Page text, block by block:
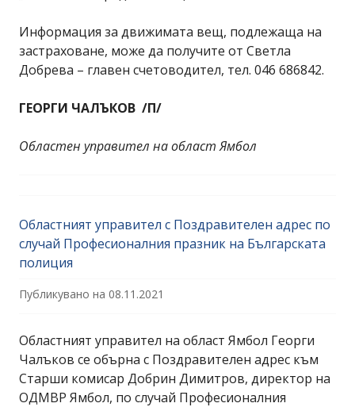
Информация за движимата вещ, подлежаща на
застраховане, може да получите от Светла
Добрева – главен счетоводител, тел. 046 686842.
ГЕОРГИ ЧАЛЪКОВ /П/
Областен управител на област Ямбол
Областният управител с Поздравителен адрес по
случай Професионалния празник на Българската
полиция
Публикувано на 08.11.2021
Областният управител на област Ямбол Георги
Чалъков се обърна с Поздравителен адрес към
Старши комисар Добрин Димитров, директор на
ОДМВР Ямбол, по случай Професионалния